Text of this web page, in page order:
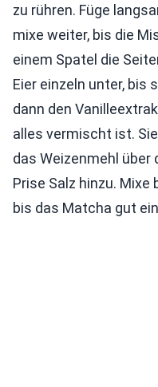
zu rühren. Füge
mixe weiter, bis die
einem Spatel die
Eier einzeln unter, bis
dann den
alles vermischt ist.
das Weizenmehl über
Prise Salz hinzu.
bis das Matcha gut